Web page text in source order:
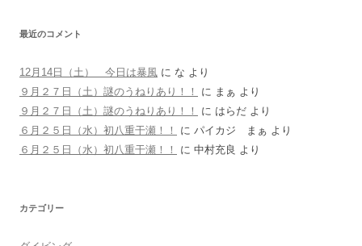
最近のコメント
12月14日（土） 今日は暴風 に な より
９月２７日（土）謎のうねりあり！！
に まぁ より
９月２７日（土）謎のうねりあり！！
に はらだ より
６月２５日（水）初八重干瀬！！
に パイカジ まぁ より
６月２５日（水）初八重干瀬！！
に 中村充良 より
カテゴリー